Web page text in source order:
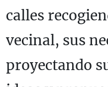
calles
vecinal, sus
proyectando